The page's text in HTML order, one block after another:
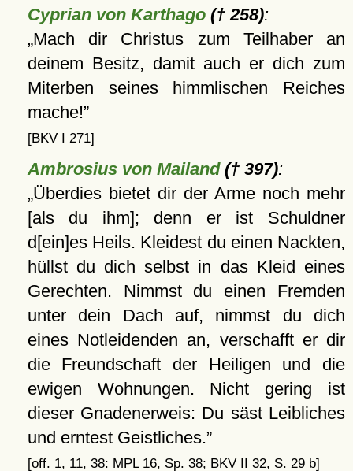
Cyprian von Karthago(† 258):
Mach dir Christus zum Teilhaber an
deinem Besitz, damit auch er dich zum
Miterben seines himmlischen Reiches
mache!
[BKV I 271]
Ambrosius von Mailand(† 397):
Überdies bietet dir der Arme noch mehr
[als du ihm]; denn er ist Schuldner
d[ein]es Heils. Kleidest du einen Nackten,
hüllst du dich selbst in das Kleid eines
Gerechten. Nimmst du einen Fremden
unter dein Dach auf, nimmst du dich
eines Notleidenden an, verschafft er dir
die Freundschaft der Heiligen und die
ewigen Wohnungen. Nicht gering ist
dieser Gnadenerweis: Du säst Leibliches
und erntest Geistliches.
[off. 1, 11, 38: MPL 16, Sp. 38; BKV II 32, S. 29 b]